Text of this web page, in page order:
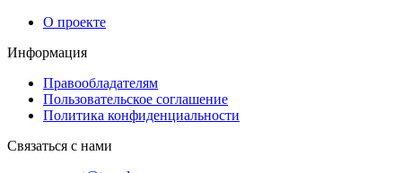
О проекте
Информация
Правообладателям
Пользовательское соглашение
Политика конфиденциальности
Связаться с нами